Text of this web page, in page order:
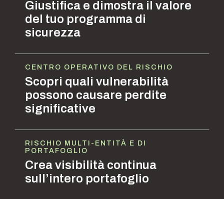
Giustifica e dimostra il valore
del tuo programma di
sicurezza
Scopri quali vulnerabilità
possono causare perdite
significative
CENTRO OPERATIVO DEL RISCHIO
Crea visibilità continua
sull’intero portafoglio
RISCHIO MULTI-ENTITÀ E DI
PORTAFOGLIO